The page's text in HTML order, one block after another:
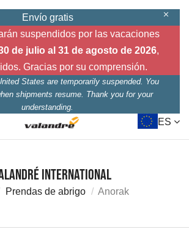
Envío gratis
suspendidos por las vacaciones
de julio al 31 de agosto de 2026,
Gracias por su comprensión.
States are temporarily suspended. You
shipments resume. Thank you for your
understanding.
ES
International
Prendas de abrigo Anorak